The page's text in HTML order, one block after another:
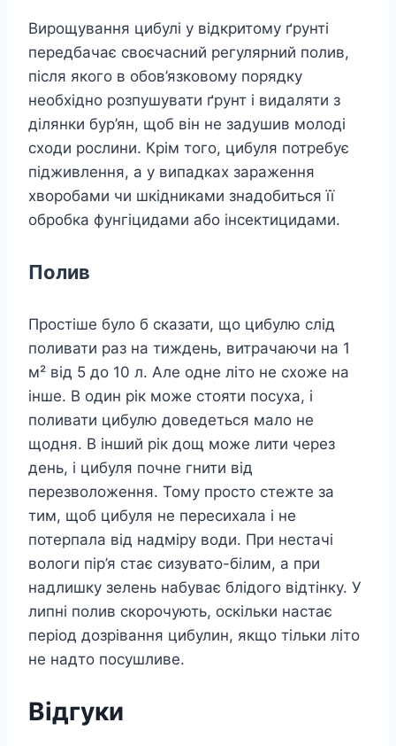
Вирощування цибулі у відкритому ґрунті
передбачає своєчасний регулярний полив,
після якого в обов’язковому порядку
необхідно розпушувати ґрунт і видаляти з
ділянки бур’ян, щоб він не задушив молоді
сходи рослини. Крім того, цибуля потребує
підживлення, а у випадках зараження
хворобами чи шкідниками знадобиться її
обробка фунгіцидами або інсектицидами.
Полив
Простіше було б сказати, що цибулю слід
поливати раз на тиждень, витрачаючи на 1
м² від 5 до 10 л. Але одне літо не схоже на
інше. В один рік може стояти посуха, і
поливати цибулю доведеться мало не
щодня. В інший рік дощ може лити через
день, і цибуля почне гнити від
перезволоження. Тому просто стежте за
тим, щоб цибуля не пересихала і не
потерпала від надміру води. При нестачі
вологи пір’я стає сизувато-білим, а при
надлишку зелень набуває блідого відтінку. У
липні полив скорочують, оскільки настає
період дозрівання цибулин, якщо тільки літо
не надто посушливе.
Відгуки